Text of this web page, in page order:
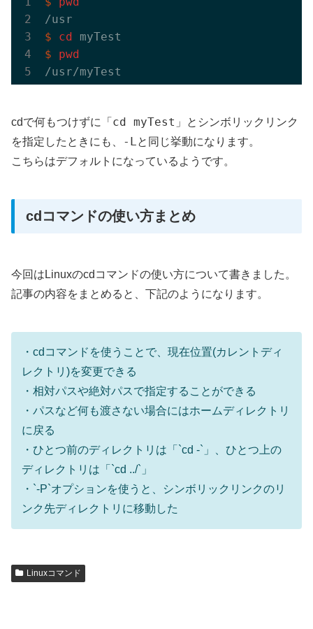
$
cd myTest
$
pwd
cdで何もつけずに「 cd myTest 」とシンボリックリンク
を指定したときにも、
-Lと同じ挙動になります。
こちらはデフォルトになっているようです。
cdコマンドの使い方まとめ
今回はLinuxのcdコマンドの使い方について書きました。
記事の内容をまとめると、下記のようになります。
・cdコマンドを使うことで、現在位置(カレントディ
レクトリ)を変更できる
・相対パスや絶対パスで指定することができる
・パスなど何も渡さない場合にはホームディレクトリ
に戻る
・ひとつ前のディレクトリは「`cd -`」、ひとつ上の
ディレクトリは「`cd ../`」
・`-P`オプションを使うと、シンボリックリンクのリ
ンク先ディレクトリに移動した
Linuxコマンド